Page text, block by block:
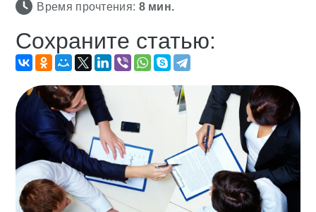
Время прочтения: 8мин.
Сохраните статью: